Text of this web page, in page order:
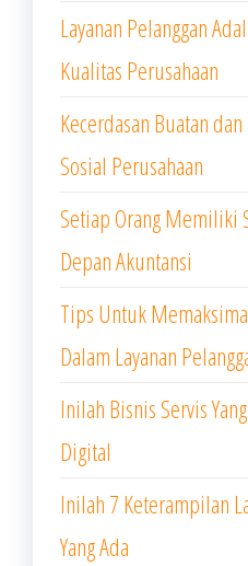
Layanan Pelanggan
Kualitas Perusahaan
Kecerdasan Buatan
Sosial Perusahaan
Setiap Orang Memiliki
Depan Akuntansi
Tips Untuk
Dalam Layanan
Inilah Bisnis Servis
Digital
Inilah 7 Keterampilan
Yang Ada